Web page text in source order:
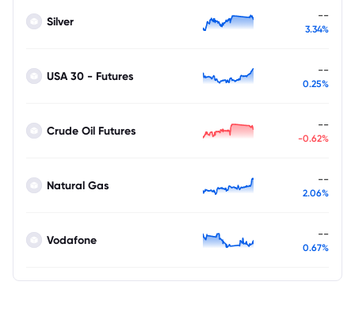
Silver --
3.34%
USA 30 - Futures --
0.25%
Crude Oil Futures --
-0.62%
Natural Gas --
2.06%
Vodafone --
0.67%